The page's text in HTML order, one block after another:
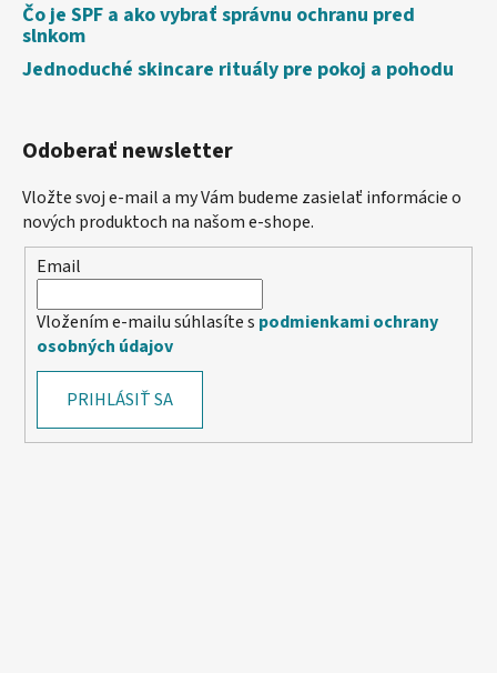
Čo je SPF a ako vybrať správnu ochranu pred
slnkom
Jednoduché skincare rituály pre pokoj a pohodu
Odoberať newsletter
Vložte svoj e-mail a my Vám budeme zasielať informácie o
nových produktoch na našom e-shope.
Email
Vložením e-mailu súhlasíte s podmienkami ochrany
osobných údajov
PRIHLÁSIŤ SA